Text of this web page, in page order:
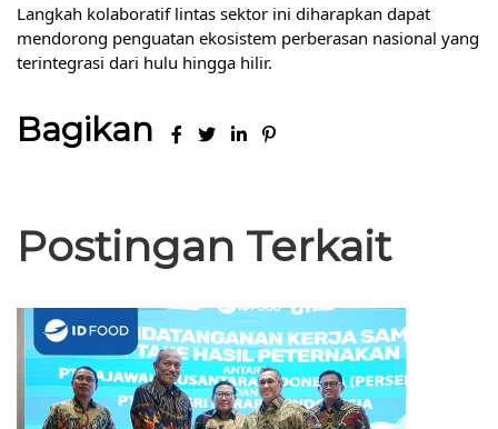
Langkah kolaboratif lintas sektor ini diharapkan dapat
mendorong penguatan ekosistem perberasan nasional yang
terintegrasi dari hulu hingga hilir.
Bagikan
Postingan Terkait